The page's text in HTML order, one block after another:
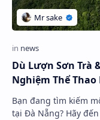
Dù Lượn Sơn Trà
Nghiệm Thể
Bạn đang tìm kiếm
tại Đà Nẵng? Hãy đến với Dù